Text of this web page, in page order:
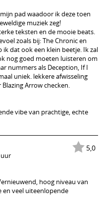
pad waadoor ik deze toen
muziek zeg!
teksten en de mooie beats.
zoals bij: The Chronic en
ik dat ook een klein beetje. Ik zal
nog goed moeten luisteren om
nummers als Deception, If I
uniek. lekkere afwisseling
Blazing Arrow checken.
vibe van prachtige, echte
5,0
uur
hoog niveau van
en veel uiteenlopende